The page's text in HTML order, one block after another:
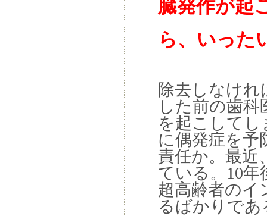
臓発作が起
ら、いった
除去しなけ
した前の歯
を起こして
に偶発症を予
責任か。最近
ている。10年
超高齢者のイ
るばかりであ